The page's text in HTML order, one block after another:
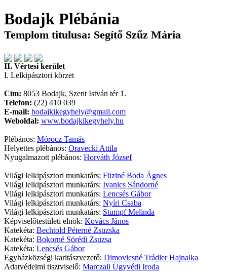
Bodajk Plébánia
Templom titulusa: Segítő Szűz Mária
II. Vértesi kerület
I. Lelkipásztori körzet
Cím: 8053 Bodajk, Szent István tér 1.
Telefon: (22) 410 039
E-mail: bodajkikegyhely@gmail.com
Weboldal: www.bodajkikegyhely.hu
Plébános: Mórocz Tamás
Helyettes plébános: Oravecki Attila
Nyugalmazott plébános: Horváth József
Világi lelkipásztori munkatárs: Füziné Boda Ágnes
Világi lelkipásztori munkatárs: Ivanics Sándorné
Világi lelkipásztori munkatárs: Lencsés Gábor
Világi lelkipásztori munkatárs: Nyíri Csaba
Világi lelkipásztori munkatárs: Stumpf Melinda
Képviselőtestületi elnök: Kovács János
Katekéta: Bechtold Péterné Zsuzska
Katekéta: Bokorné Sörédi Zsuzsa
Katekéta: Lencsés Gábor
Egyházközségi karitászvezető: Dimovicsné Trádler Hajnalka
Adatvédelmi tisztviselő: Marczali Ügyvédi Iroda